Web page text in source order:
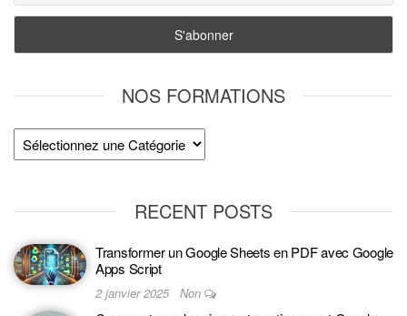
NOS FORMATIONS
RECENT POSTS
Transformer un Google Sheets en PDF avec Google
Apps Script
2 janvier 2025 Non